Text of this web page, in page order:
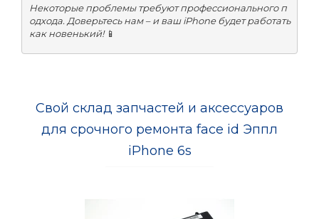
Некоторые проблемы требуют профессионального п
одхода. Доверьтесь нам – и ваш iPhone будет работать
как новенький! 📱
Свой склад запчастей и аксессуаров
для срочного ремонта face id Эппл
iPhone 6s